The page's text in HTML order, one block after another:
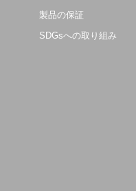
製品の保証
SDGsへの取り組み